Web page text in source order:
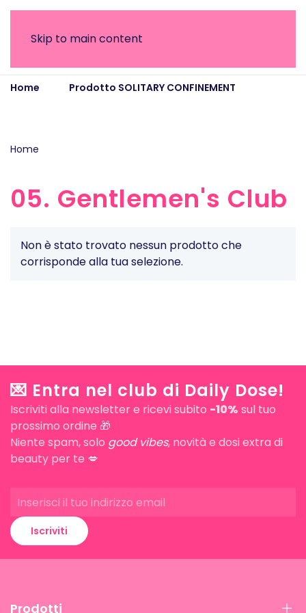
Skip to main content
Home Prodotto SOLITARY CONFINEMENT
Home
05. Gentlemen's Club
Non è stato trovato nessun prodotto che
corrisponde alla tua selezione.
💌 Entra nel club di Daily Dose!
Iscriviti alla newsletter e ricevi subito -10% sul tuo
prossimo ordine 🎁
Niente spam, solo good vibes, novità e dosi extra di
beauty per te 💋
Iscriviti
Prodotti